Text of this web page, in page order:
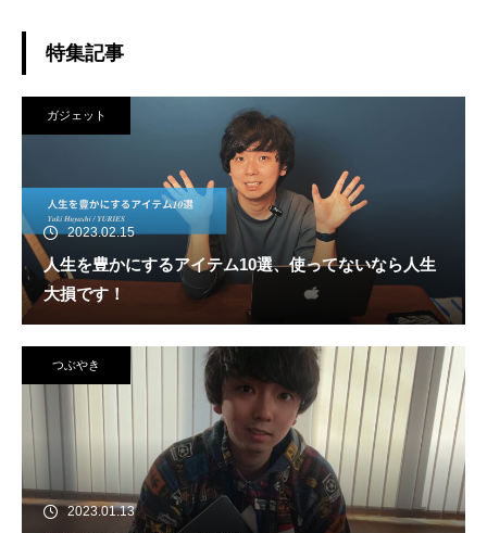
特集記事
ガジェット
2023.02.15
人生を豊かにするアイテム10選、使ってないなら人生
大損です！
つぶやき
2023.01.13